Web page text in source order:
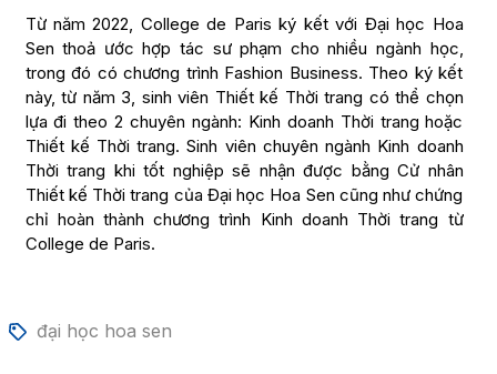
Từ năm 2022, College de Paris ký kết với Đại học Hoa
Sen thoả ước hợp tác sư phạm cho nhiều ngành học,
trong đó có chương trình Fashion Business. Theo ký kết
này, từ năm 3, sinh viên Thiết kế Thời trang có thể chọn
lựa đi theo 2 chuyên ngành: Kinh doanh Thời trang hoặc
Thiết kế Thời trang. Sinh viên chuyên ngành Kinh doanh
Thời trang khi tốt nghiệp sẽ nhận được bằng Cử nhân
Thiết kế Thời trang của Đại học Hoa Sen cũng như chứng
chỉ hoàn thành chương trình Kinh doanh Thời trang từ
College de Paris.
đại học hoa sen